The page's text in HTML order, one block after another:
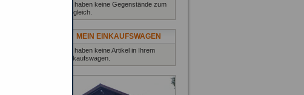
Sie haben keine Gegenstände zum
Vergleich.
MEIN EINKAUFSWAGEN
Sie haben keine Artikel in Ihrem
Einkaufswagen.